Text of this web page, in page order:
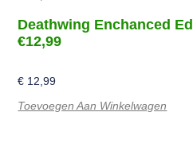
Deathwing Enchanced
€12,99
€ 12,99
Toevoegen Aan Winkelwagen